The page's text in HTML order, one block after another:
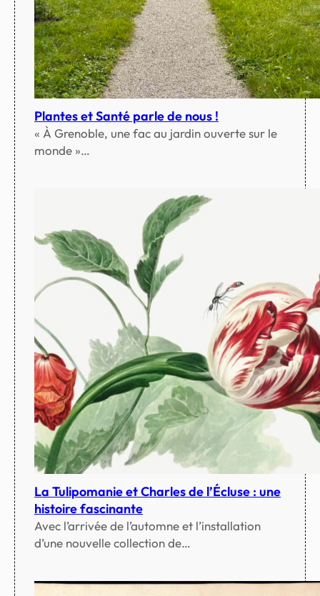
Plantes et Santé parle de nous !
« À Grenoble, une fac au jardin ouverte sur le
monde »…
La Tulipomanie et Charles de l’Écluse : une
histoire fascinante
Avec l’arrivée de l’automne et l’installation
d’une nouvelle collection de…